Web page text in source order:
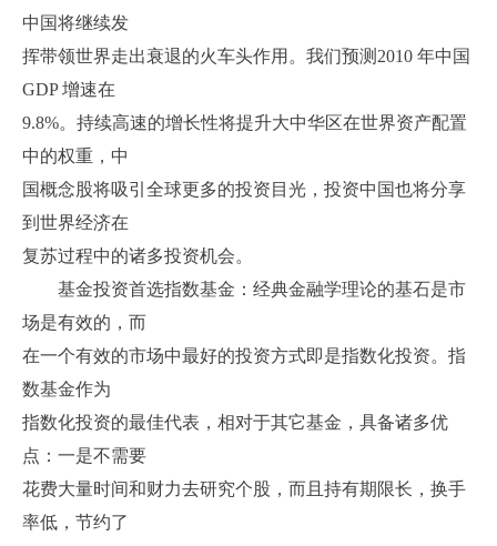
中国将继续发
挥带领世界走出衰退的火车头作用。我们预测 2010 年中国
GDP增速在
9.8%。持续高速的增长性将提升大中华区在世界资产配置
中的权重，中
国概念股将吸引全球更多的投资目光，投资中国也将分享
到世界经济在
复苏过程中的诸多投资机会。
基金投资首选指数基金：经典金融学理论的基石是市
场是有效的，而
在一个有效的市场中最好的投资方式即是指数化投资。指
数基金作为
指数化投资的最佳代表，相对于其它基金，具备诸多优
点：一是不需要
花费大量时间和财力去研究个股，而且持有期限长，换手
率低，节约了